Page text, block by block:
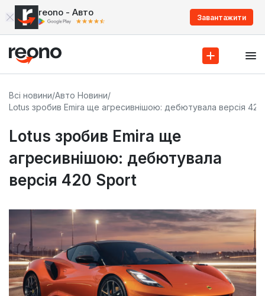
reono - Авто Завантажити
Всі новини/Авто Новини/
Lotus зробив Emira ще агресивнішою: дебютувала версія
Lotus зробив Emira ще
агресивнішою: дебютувала
версія 420 Sport